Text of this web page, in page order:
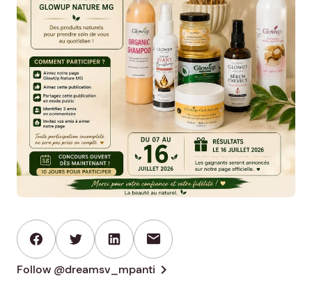
mail
Follow @dreamsv_mpanti chevron_right